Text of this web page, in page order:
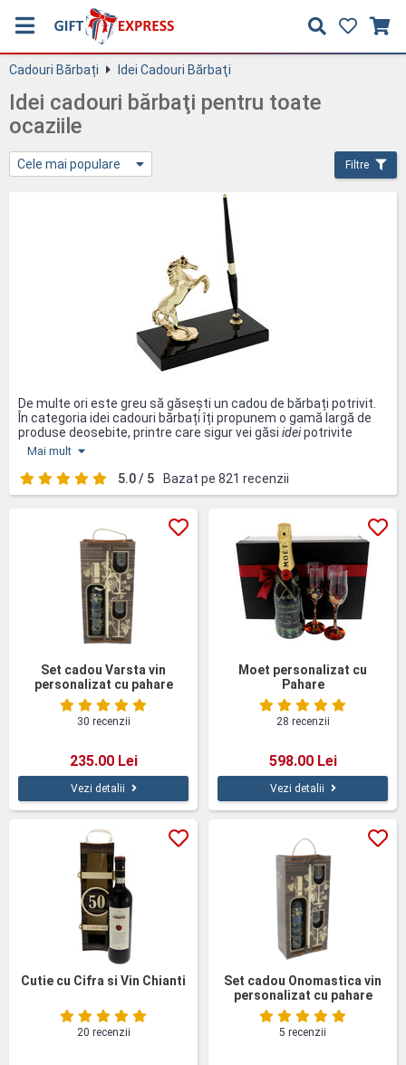
Cadouri Bărbați Idei Cadouri Bărbaţi
Idei cadouri bărbaţi pentru toate
ocaziile
Cele mai populare Filtre
De multe ori este greu să găsești un cadou de bărbați potrivit.
În categoria idei cadouri bărbați îți propunem o gamă largă de
produse deosebite, printre care sigur vei găsi ideipotrivite
pentru ocazia căutată. Produsele bărbătești sunt de calitate
Cadouri pentru prieten, soț, tată, frate, șef sau naș, le găsești
pe toate la Giftexpress. Ideile acestea de cadouri vin în ajutorul
pentru onomastica sau zi de naștere. Toate produsele noastre
pot fi personalizate cu mesajul ales de tine. Nici ambalajul
gratuit de cadou nu poate lipsi pentru ca tu să poți oferi un
cadou ideal pentru bărbați.
Mai mult
5.0 / 5 Bazat pe 821 recenzii
Set cadou Varsta vin
personalizat cu pahare
cutie lemn
30 recenzii
235.00 Lei
Vezi detalii
Moet personalizat cu
Pahare
28 recenzii
598.00 Lei
Vezi detalii
Cutie cu Cifra si Vin Chianti
20 recenzii
Set cadou Onomastica vin
personalizat cu pahare
cutie lemn
5 recenzii